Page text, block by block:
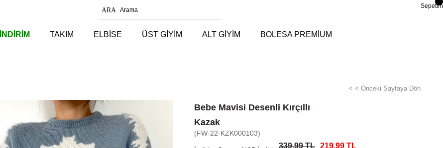
Sepetim
TAKIM ELBİSE ÜST GİYİM ALT GİYİM BOLESA PREMİUM
< < Önceki Sayfaya Dön
Bebe Mavisi Desenli Kırçıllı
Kazak
(FW-22-KZK000103)
339,99 TL 219,99 TL